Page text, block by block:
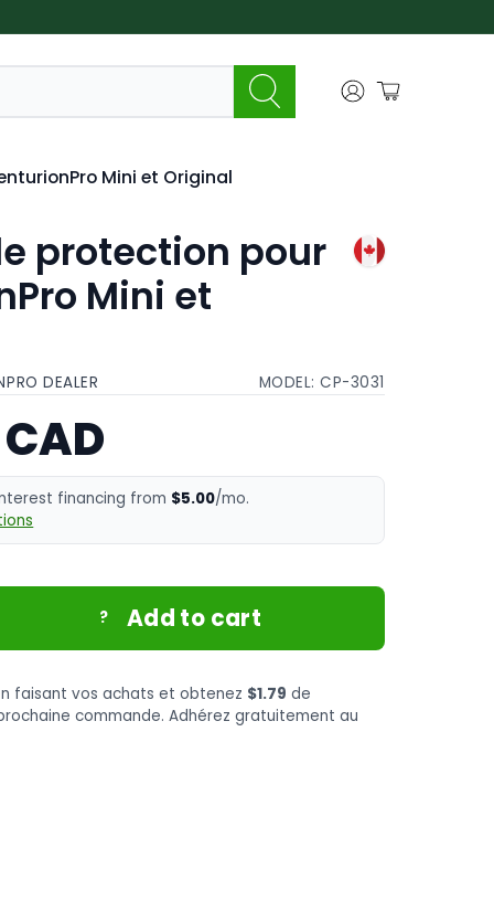
Mini et Original
protection pour
Mini et
DEALER MODEL:CP-3031
financing from $5.00/mo.
? Add to cart
faisant vos achats et obtenez $1.79 de
commande. Adhérez gratuitement au